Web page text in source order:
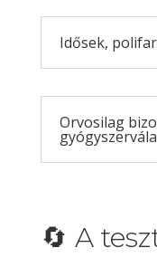
Idősek,
Orvosilag
🔄 A